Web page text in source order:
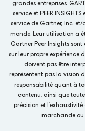
grandes entreprises.
service et PEER
service de Gartner, Inc.
monde. Leur utilisation a
Gartner Peer Insights
sur leur propre expérience
doivent pas être
représentent pas la vision
responsabilité quant à
contenu, ainsi que
précision et
marchande